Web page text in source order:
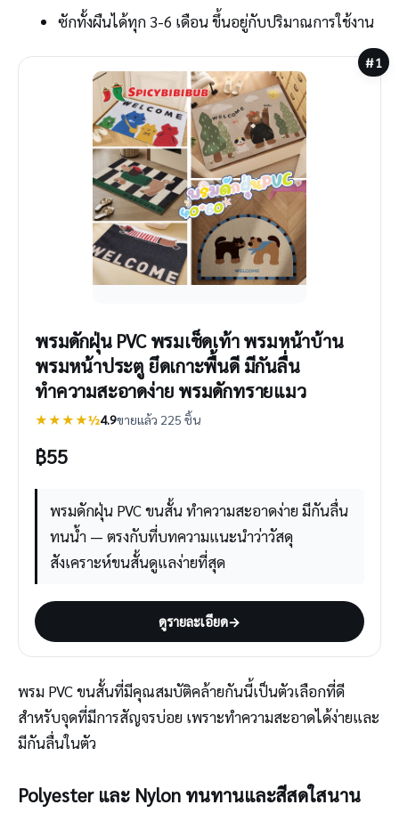
ซักทั้งผืนได้ทุก 3-6 เดือน ขึ้นอยู่กับปริมาณการใช้งาน
#1
พรมดักฝุ่น PVC พรมเช็ดเท้า พรมหน้าบ้าน
พรมหน้าประตู ยึดเกาะพื้นดี มีกันลื่น
ทำความสะอาดง่าย พรมดักทรายแมว
★★★★½4.9ขายแล้ว 225 ชิ้น
฿55
พรมดักฝุ่น PVC ขนสั้น ทำความสะอาดง่าย มีกันลื่น
ทนน้ำ — ตรงกับที่บทความแนะนำว่าวัสดุ
สังเคราะห์ขนสั้นดูแลง่ายที่สุด
ดูรายละเอียด→
พรม PVC ขนสั้นที่มีคุณสมบัติคล้ายกันนี้เป็นตัวเลือกที่ดี
สำหรับจุดที่มีการสัญจรบ่อย เพราะทำความสะอาดได้ง่ายและ
มีกันลื่นในตัว
Polyester และ Nylon ทนทานและสีสดใสนาน